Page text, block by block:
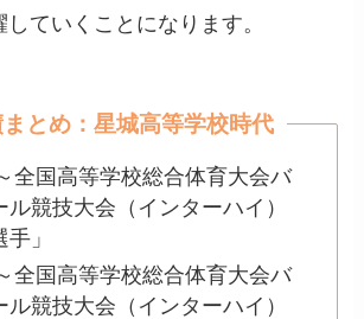
ていくことになります。
とめ：星城高等学校時代
全国高等学校総合体育大会バ
ル競技大会（インターハイ）
手」
全国高等学校総合体育大会バ
ル競技大会（インターハイ）